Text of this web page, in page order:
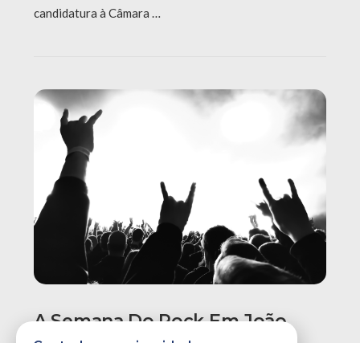
candidatura à Câmara …
A Semana Do Rock Em João